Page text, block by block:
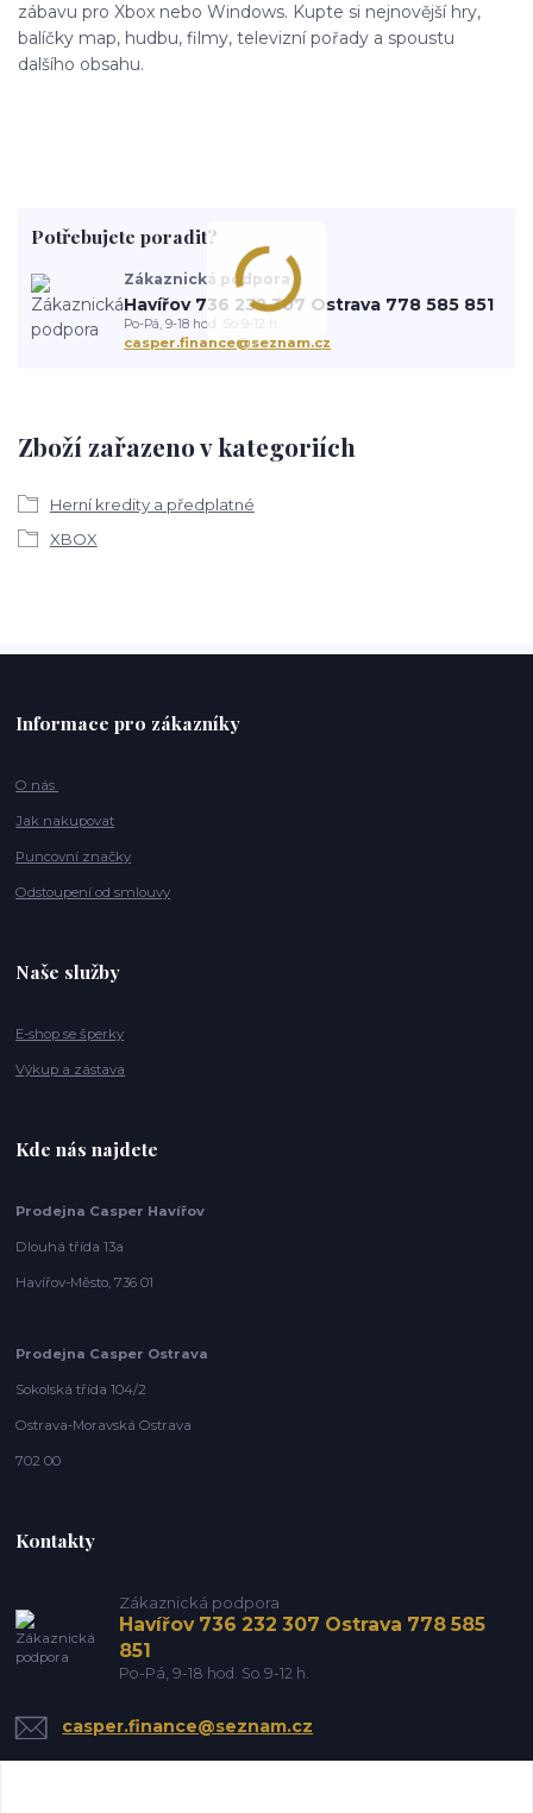
zábavu pro Xbox nebo Windows. Kupte si nejnovější hry,
balíčky map, hudbu, filmy, televizní pořady a spoustu
dalšího obsahu.
Zboží zařazeno v kategoriích
Herní kredity a předplatné
XBOX
Potřebujete poradit?
Zákaznická podpora
Havířov 736 232 307 Ostrava 778 585 851
Po-Pá, 9-18 hod. So 9-12 h.
casper.finance@seznam.cz
Informace pro zákazníky
O nás
Jak nakupovat
Puncovní značky
Odstoupení od smlouvy
Naše služby
E-shop se šperky
Výkup a zástava
Kde nás najdete
Prodejna Casper Havířov
Dlouhá třída 13a
Havířov-Město, 736 01
Prodejna Casper Ostrava
Sokolská třída 104/2
Ostrava-Moravská Ostrava
702 00
Kontakty
Zákaznická podpora
Havířov 736 232 307 Ostrava 778 585
851
Po-Pá, 9-18 hod. So 9-12 h.
casper.finance@seznam.cz